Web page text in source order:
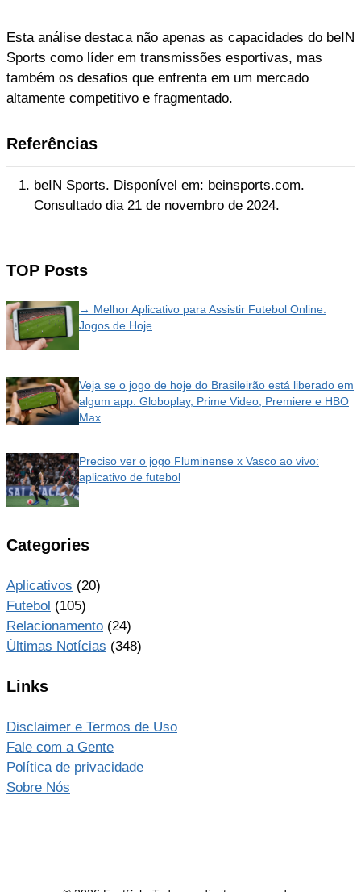
Esta análise destaca não apenas as capacidades do beIN
Sports como líder em transmissões esportivas, mas
também os desafios que enfrenta em um mercado
altamente competitivo e fragmentado.
Referências
beIN Sports. Disponível em: beinsports.com.
Consultado dia 21 de novembro de 2024.
TOP Posts
→ Melhor Aplicativo para Assistir Futebol Online:
Jogos de Hoje
Veja se o jogo de hoje do Brasileirão está liberado em
algum app: Globoplay, Prime Video, Premiere e HBO
Max
Preciso ver o jogo Fluminense x Vasco ao vivo:
aplicativo de futebol
Categories
Aplicativos (20)
Futebol (105)
Relacionamento (24)
Últimas Notícias (348)
Links
Disclaimer e Termos de Uso
Fale com a Gente
Política de privacidade
Sobre Nós